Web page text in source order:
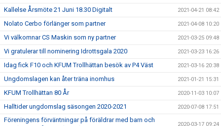
Kallelse Årsmöte 21 Juni 18.30 Digitalt 2021-04-21 08:42
Nolato Cerbo förlänger som partner 2021-04-08 10:20
Vi välkomnar CS Maskin som ny partner 2021-03-25 09:48
Vi gratulerar till nominering Idrottsgala 2020 2021-03-23 16:26
Idag fick F10 och KFUM Trollhättan besök av P4 Väst 2021-03-16 20:38
Ungdomslagen kan åter träna inomhus 2021-01-21 15:31
KFUM Trollhättan 80 År 2020-11-03 10:07
Halltider ungdomslag säsongen 2020-2021 2020-07-08 17:51
Föreningens förväntningar på föräldrar med barn och
2020-03-17 09:24